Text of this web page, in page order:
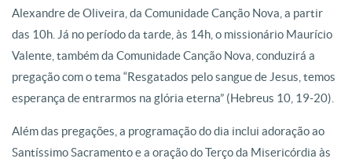
Alexandre de Oliveira, da Comunidade Canção Nova, a partir
das 10h. Já no período da tarde, às 14h, o missionário Maurício
Valente, também da Comunidade Canção Nova, conduzirá a
pregação com o tema “Resgatados pelo sangue de Jesus, temos
esperança de entrarmos na glória eterna” (Hebreus 10, 19-20).
Além das pregações, a programação do dia inclui adoração ao
Santíssimo Sacramento e a oração do Terço da Misericórdia às